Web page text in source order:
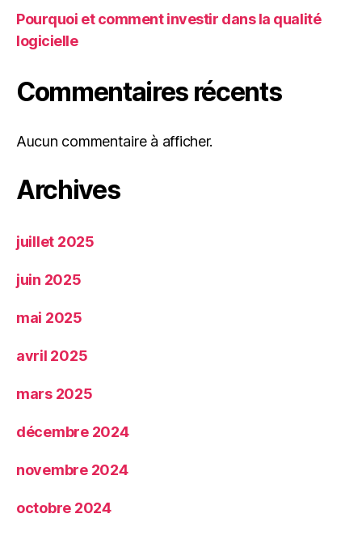
Pourquoi et comment investir dans la qualité
logicielle
Commentaires récents
Aucun commentaire à afficher.
Archives
juillet 2025
juin 2025
mai 2025
avril 2025
mars 2025
décembre 2024
novembre 2024
octobre 2024